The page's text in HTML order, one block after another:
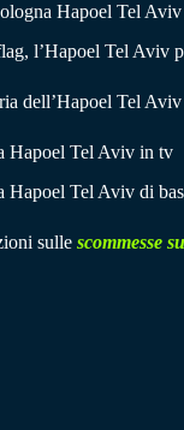
Hapoel Tel
l’Hapoel Tel Aviv
dell’Hapoel Tel
Hapoel Tel Aviv in tv
Tel Aviv di
sulle scommesse